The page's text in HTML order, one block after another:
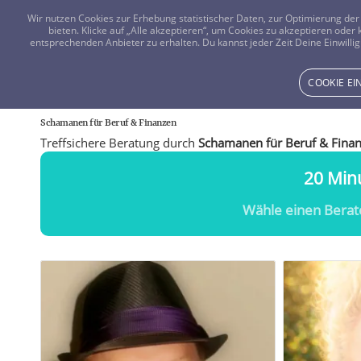
Schamanen für Beruf&Finanzen
Treffsichere Beratung durch Schamanen für Beruf &
20
Wähle einen
Wir nutzen Cookies zur Erhebung statistischer Daten, zur Optimierung
bieten. Klicke auf „Alle akzeptieren“, um Cookies zu akzeptieren
entsprechenden Anbieter zu erhalten. Du kannst jeder Zeit Deine
COOKIE